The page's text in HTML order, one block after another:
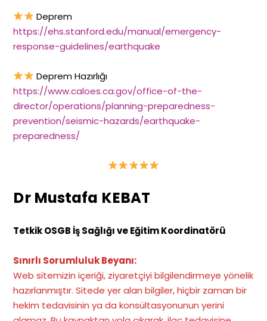
Deprem
https://ehs.stanford.edu/manual/emergency-
response-guidelines/earthquake
Deprem Hazırlığı
https://www.caloes.ca.gov/office-of-the-
director/operations/planning-preparedness-
prevention/seismic-hazards/earthquake-
preparedness/
Dr Mustafa KEBAT
Tetkik OSGB İş Sağlığı ve Eğitim Koordinatörü
Sınırlı Sorumluluk Beyanı:
Web sitemizin içeriği, ziyaretçiyi bilgilendirmeye yönelik
hazırlanmıştır. Sitede yer alan bilgiler, hiçbir zaman bir
hekim tedavisinin ya da konsültasyonunun yerini